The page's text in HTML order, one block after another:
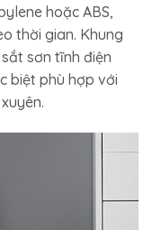
hoặc ABS,
thời gian. Khung
sơn tĩnh điện
biệt phù hợp với